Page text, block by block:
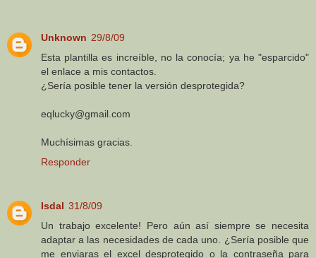
Unknown 29/8/09
Esta plantilla es increíble, no la conocía; ya he "esparcido"
el enlace a mis contactos.
¿Sería posible tener la versión desprotegida?
eqlucky@gmail.com
Muchísimas gracias.
Responder
Isdal 31/8/09
Un trabajo excelente! Pero aún así siempre se necesita
adaptar a las necesidades de cada uno. ¿Sería posible que
me enviaras el excel desprotegido o la contraseña para